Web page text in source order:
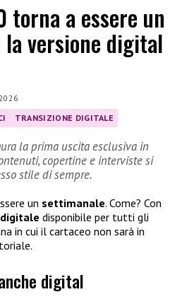
torna a essere un
versione digital
TRANSIZIONE DIGITALE
la prima uscita esclusiva in
copertine e interviste si
stile di sempre.
un settimanale. Come? Con
digitale disponibile per tutti gli
in cui il cartaceo non sarà in
digital